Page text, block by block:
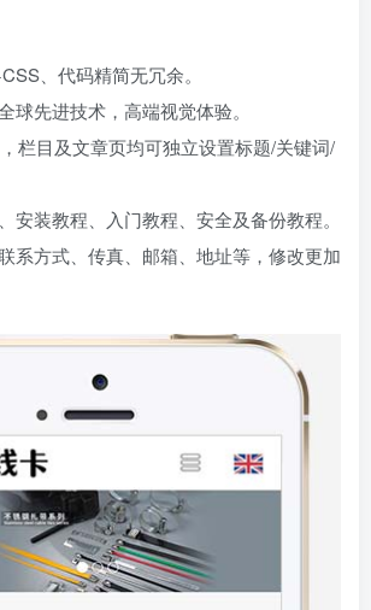
、代码精简无冗余。
球先进技术，高端视觉体验。
栏目及文章页均可独立设置标题/关键词/
安装教程、入门教程、安全及备份教程。
系方式、传真、邮箱、地址等，修改更加